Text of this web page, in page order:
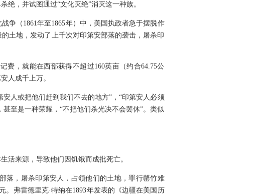
，并试图通过“文化灭绝”消灭这一种族。
争（1861年至1865年）中，美国执政者急于摆脱作
土地，发动了上千次对印第安部落的袭击，屠杀印
费，就能在西部获得不超过160英亩（约合64.75公
人成千上万。
人或把他们赶到我们不去的地方”，“印第安人必须
至是一种荣耀，“不把他们杀光决不会罢休”。类似
活来源，导致他们因饥饿而成批死亡。
落，屠杀印第安人，占领他们的土地，罪行罄竹难
。弗雷德里克·特纳在1893年发表的《边疆在美国历